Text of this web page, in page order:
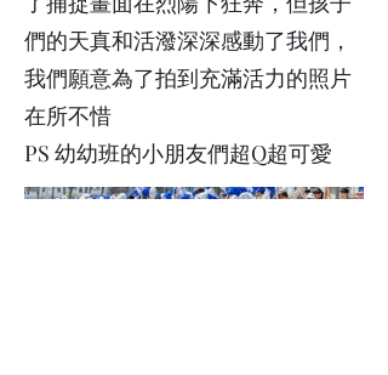
們的天真和活潑深深感動了我們，
我們願意為了拍到充滿活力的照片
在所不惜
PS 幼幼班的小朋友們超Q超可愛